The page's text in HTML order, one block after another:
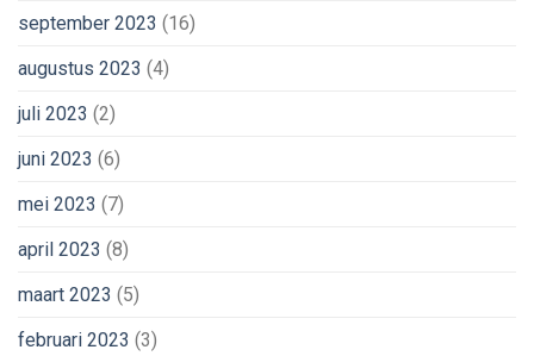
september 2023 (16)
augustus 2023 (4)
juli 2023 (2)
juni 2023 (6)
mei 2023 (7)
april 2023 (8)
maart 2023 (5)
februari 2023 (3)